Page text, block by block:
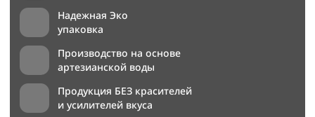
Надежная Эко
упаковка
Производство на основе
артезианской воды
Продукция БЕЗ красителей
и усилителей вкуса